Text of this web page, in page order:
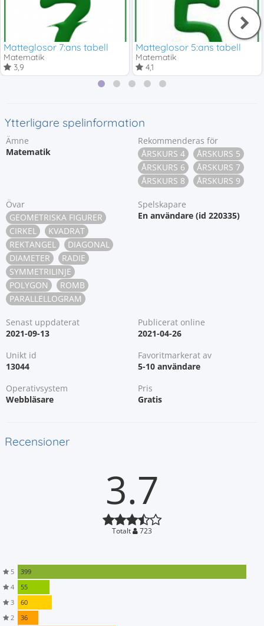
Matteglosor 7:ans tabell
Matematik
3,9
Matteglosor 5:ans tabell
Matematik
4,1
Ytterligare spelinformation
Ämne
Matematik
Rekommenderas för
ÅRSKURS 4
ÅRSKURS 5
ÅRSKURS 6
ÅRSKURS 7
ÅRSKURS 8
ÅRSKURS 9
Övar
GEOMETRISKA FIGURER
CIRKEL
KVADRAT
REKTANGEL
DIAGONAL
DIAMETER
RADIE
SYMMETRILINJE
POLYGON
ROMB
PARALLELLOGRAM
Spelskapare
En användare (id 220335)
Senast uppdaterat
2021-09-13
Publicerat online
2021-04-26
Unikt id
13044
Favoritmarkerat av
5-10 användare
Operativsystem
Webbläsare
Pris
Gratis
Recensioner
3.7
Totalt 723
5
399
4
55
3
60
2
36